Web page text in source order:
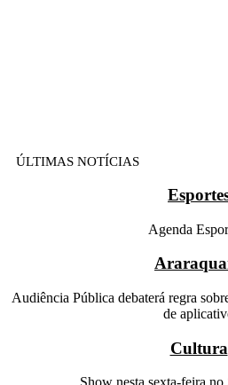
ÚLTIMAS NOTÍCIAS
Agenda
Audiência Pública debaterá regra
de
Cultura